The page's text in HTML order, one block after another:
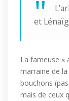
et
La fameuse «
marraine de
bouchons
mais de ceux